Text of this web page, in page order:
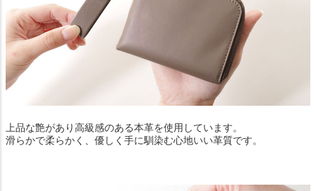
上品な艶があり高級感のある本革を使用しています。
滑らかで柔らかく、優しく手に馴染む心地いい革質です。